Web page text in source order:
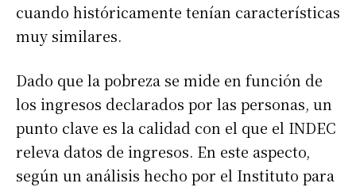
cuando históricamente tenían características
muy similares.
Dado que la pobreza se mide en función de
los ingresos declarados por las personas, un
punto clave es la calidad con el que el INDEC
releva datos de ingresos. En este aspecto,
según un análisis hecho por el Instituto para